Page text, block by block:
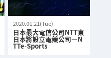
2020.01.21(Tue)
日本最大電信公司NTT東
日本將設立電競公司—N
TTe-Sports